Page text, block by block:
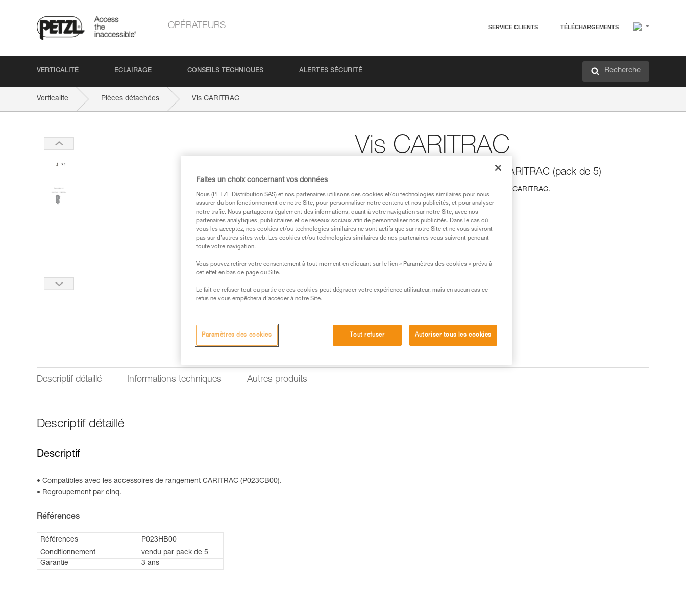
OPÉRATEURS SERVICE CLIENTS TÉLÉCHARGEMENTS
VERTICALITÉ ECLAIRAGE CONSEILS TECHNIQUES ALERTES SÉCURITÉ Recherche
Verticalite Pièces détachées Vis CARITRAC
Vis CARITRAC
Vis de rechange pour accessoire CARITRAC (pack de 5)
Vis de rechange pour accessoire de rangement CARITRAC.
Demander cette pièce à notre SAV
Descriptif détaillé Informations techniques Autres produits
Descriptif détaillé
Descriptif
Compatibles avec les accessoires de rangement CARITRAC (P023CB00).
Regroupement par cinq.
Références
Références
P023HB00
Conditionnement
vendu par pack de 5
Garantie
3 ans
Faites un choix concernant vos données
Nous (PETZL Distribution SAS) et nos partenaires utilisons des cookies et/ou technologies similaires pour nous
assurer du bon fonctionnement de notre Site, pour personnaliser notre contenu et nos publicités, et pour analyser
notre trafic. Nous partageons également des informations, quant à votre navigation sur notre Site, avec nos
partenaires analytiques, publicitaires et de réseaux sociaux afin de personnaliser nos publicités. Dans le cas où
vous les acceptez, nos cookies et/ou technologies similaires ne sont actifs que sur notre Site et ne vous suivront
pas sur d’autres sites web. Les cookies et/ou technologies similaires de nos partenaires vous suivront pendant
toute votre navigation.
Vous pouvez retirer votre consentement à tout moment en cliquant sur le lien « Paramètres des cookies » prévu à
cet effet en bas de page du Site.
Le fait de refuser tout ou partie de ces cookies peut dégrader votre expérience utilisateur, mais en aucun cas ce
refus ne vous empêchera d’accéder à notre Site.
Tout refuser Autoriser tous les cookies
Paramètres des cookies